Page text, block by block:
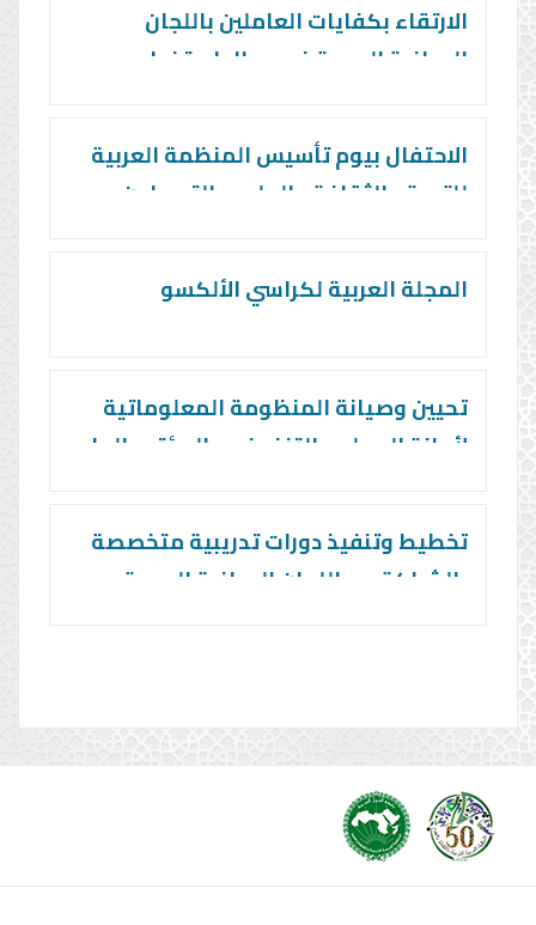
الارتقاء بكفايات العاملين باللجان
الوطنية العربية في مجال استخدام
المشروعات والبرامج وتبادل الزيارات
والخبرات بين اللجان الوطنية والمنظمة
الاحتفال بيوم تأسيس المنظمة العربية
للتربية والثقافة والعلوم بالتعـــاون مع
المجلة العربية لكراسي الألكسو
تحيين وصيانة المنظومة المعلوماتية
لأمانة المجلس التنفيذي والمؤتمر العام
تخطيط وتنفيذ دورات تدريبية متخصصة
بالشراكة مع اللجان الوطنية العربية